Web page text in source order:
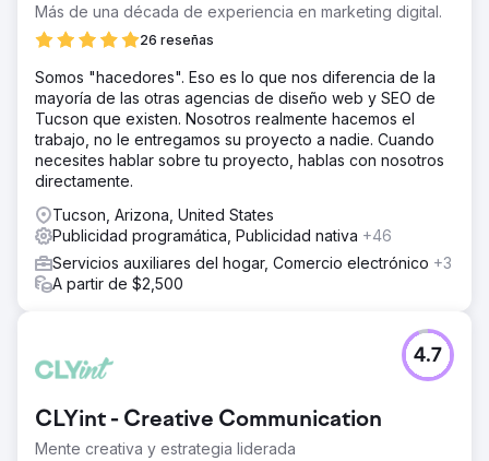
Más de una década de experiencia en marketing digital.
26 reseñas
Somos "hacedores". Eso es lo que nos diferencia de la
mayoría de las otras agencias de diseño web y SEO de
Tucson que existen. Nosotros realmente hacemos el
trabajo, no le entregamos su proyecto a nadie. Cuando
necesites hablar sobre tu proyecto, hablas con nosotros
directamente.
Tucson, Arizona, United States
Publicidad programática, Publicidad nativa +46
Servicios auxiliares del hogar, Comercio electrónico +3
A partir de $2,500
CLYint - Creative Communication
Mente creativa y estrategia liderada
4.7